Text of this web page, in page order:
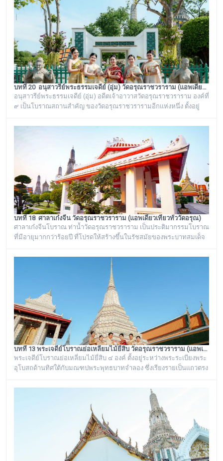
เป็นสิ่งศักดิ์สิทธิ์ของวัดอรุณราชวราราม ที่ชาวบ้านในละแวกนี้ให้ความ
เคารพศรัทธาตั้งแต่ครั้งอดีตกาลจวบจนมาถึงยุคปัจ
บทที่ 20 อนุสาวรีย์พระธรรมเจดีย์ (อุ่ม) วัดอรุณราชวราราม (แอพเดียวเที่ยวทั่ววัดอรุณ)
อนุสาวรีย์พระธรรมเจดีย์ (อุ่ม) อดีตเจ้าอาวาสวัดอรุณราชวราราม องค์ที่
๙ เป็นโบราณสถานสำคัญ ของวัดอรุณราชวรารามอีกแห่งหนึ่ง ตั้งอยู่
วัดริมแม่น้ำเจ้าพระยา ภายในรั้วอนุสาวรีย์สำคัญของวัดอรุณ
ราชวรารามแห่งนี้ จะมีโกศหินทรายโบราณสีเขียวแบบจีน ซึ่งเป็นสถาน
ที่บรรจุบรรจุอัฐิของพระธรรมเจดีย์ (อุ่ม) อดีตเจ้าอาวาสวัดอรุณ
ราชวราราม องค์ที่ ๙
บทที่ 18 ศาลาเก๋งจีน วัดอรุณราชวราราม (แอพเดียวเที่ยวทั่ววัดอรุณ)
ศาลาเก๋งจีนโบราณ ท่าน้ำวัดอรุณราชวราราม เป็นประติมากรรมโบราณ
ที่มีอายุมากกว่าร้อยปี ที่โปรดให้สร้างขึ้นในรัชสมัยของพระบาทสมเด็จ
๖ หลัง เรียงรายอยู่บริเวณท่าน้ำของวัดอรุณราชวราราม ริมแม่น้ำ
เจ้าพระยา ซึ่งเก๋งจีนแต่ละหลังจะมีเอกลักษณ์โดดเด่นไม่เหมือนกัน อาทิ
เช่น ศาลาเก๋งจีนหน้าทางเข้าพระปรางค์ จะมีหินแกะสลักโบราณเป็นรูป
บทที่ 13 พระเจดีย์โบราณย่อเหลี่ยมไม้ยี่สิบ วัดอรุณราชวราราม (แอพเดียวเที่ยวทั่ววัดอรุณ)
พระเจดีย์โบราณย่อเหลี่ยมไม้ยี่สิบ ๔ องค์ ตั้งอยู่ระหว่างพระระเบียงพระ
อุโบสถด้านทิศใต้กับมณฑปพระพุทธบาทจำลอง ซึ่งเรียงรายเป็นแถวตรง
ลักษณะแบบเดียวกัน มีขนาดเท่ากันทั้งหมด คือเป็นพระเจดีย์ก่อด้วยอิฐ
ถือปูนย่อเหลี่ยมไม้ยี่สิบ ประดับด้วยกระเบื้องถ้วยและกระจกสีต่างๆ เป็น
ลวดลายดอกไม้และลายอื่นๆ มีความวิจิตรงดงามเป็นอย่างมาก